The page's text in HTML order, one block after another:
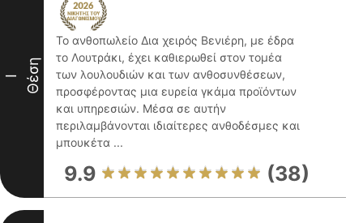
I Θέση
Το ανθοπωλείο Δια χειρός Βενιέρη, με έδρα
το Λουτράκι, έχει καθιερωθεί στον τομέα
των λουλουδιών και των ανθοσυνθέσεων,
προσφέροντας μια ευρεία γκάμα προϊόντων
και υπηρεσιών. Μέσα σε αυτήν
περιλαμβάνονται ιδιαίτερες ανθοδέσμες και
μπουκέτα ...
9.9 (38)